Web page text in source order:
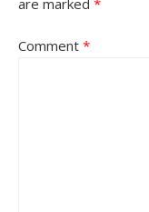
are marked *
Comment *